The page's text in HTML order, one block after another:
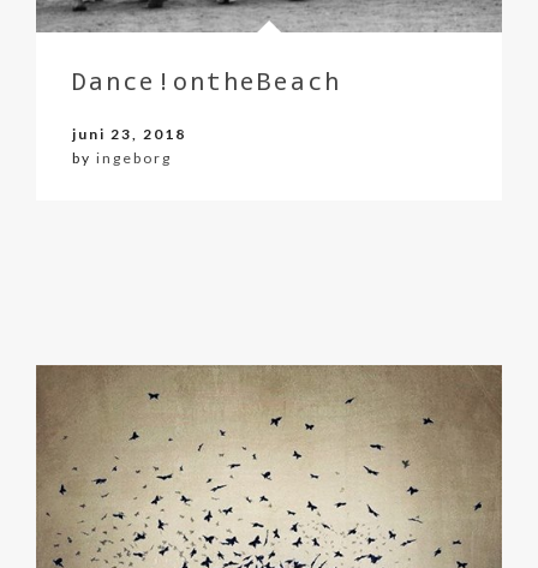
Dance!ontheBeach
juni 23, 2018
by ingeborg